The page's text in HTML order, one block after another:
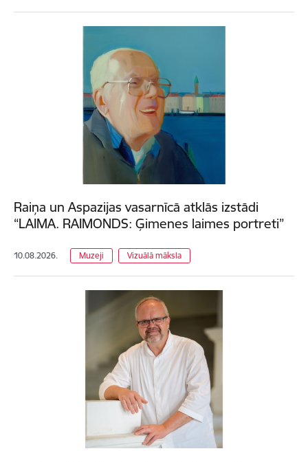
Raiņa un Aspazijas vasarnīcā atklās izstādi
“LAIMA. RAIMONDS: Ģimenes laimes portreti”
10.08.2026. Muzeji Vizuālā māksla